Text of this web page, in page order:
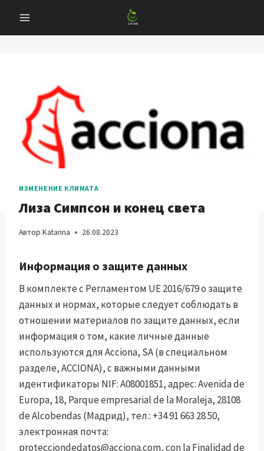
содержанию
ИЗМЕНЕНИЕ КЛИМАТА
Лиза Симпсон и конец света
Автор Katarina 26.08.2023
Информация о защите данных
В комплекте с Регламентом UE 2016/679 о защите
данных и нормах, которые следует соблюдать в
отношении материалов по защите данных, если
информация о том, какие личные данные
используются для Acciona, SA (в специальном
разделе, ACCIONA), с важными данными
идентификаторы NIF: A08001851, адрес: Avenida de
Europa, 18, Parque empresarial de la Moraleja, 28108
de Alcobendas (Мадрид), тел.: +34 91 663 28 50,
электронная почта:
protecciondedatos@acciona.com, con la Finalidad de